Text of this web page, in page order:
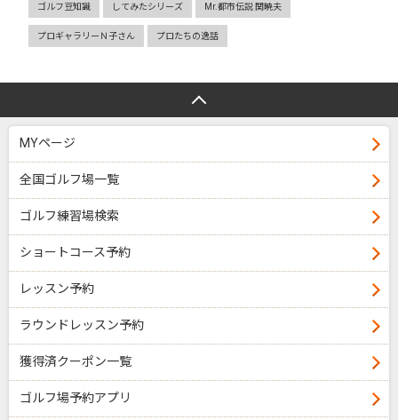
ゴルフ豆知識 してみたシリーズ Mr.都市伝説 関暁夫
プロギャラリーＮ子さん プロたちの逸話
MYページ
全国ゴルフ場一覧
ゴルフ練習場検索
ショートコース予約
レッスン予約
ラウンドレッスン予約
獲得済クーポン一覧
ゴルフ場予約アプリ